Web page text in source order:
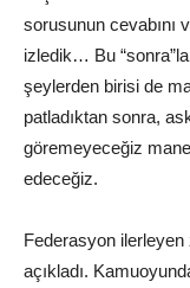
sorusunun cevabını
izledik… Bu
şeylerden birisi de
patladıktan sonra,
göremeyeceğiz
edeceğiz.
Federasyon ilerleyen
açıkladı.